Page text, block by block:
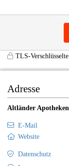
TLS-
Adresse
Altländer
E-Mail
Website
Datenschutz